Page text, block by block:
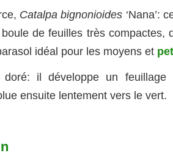
Catalpa bignonioides ‘Nana’:
de feuilles très compactes,
idéal pour les moyens et
doré: il développe un feuillage
ensuite lentement vers le vert.